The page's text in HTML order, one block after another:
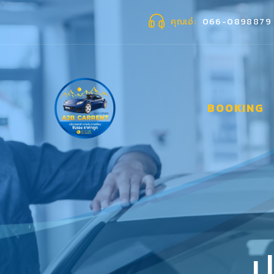
คุณเอ๋ 066-0898879
BOOKING